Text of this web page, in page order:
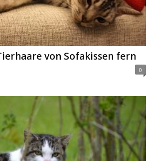
von Sofakissen fern
0